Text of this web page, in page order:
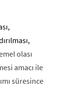
olası
amacı ile
süresince